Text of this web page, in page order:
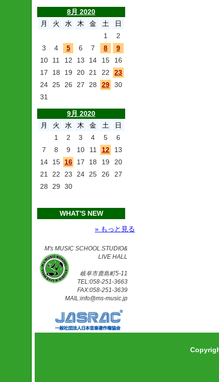
8月 2020
月
火 水 木 金 土
日
1
2
3
4 5 6 7 8
9
10
11 12 13 14 15
16
17
18 19 20 21 22
23
24
25 26 27 28 29
30
31
9月 2020
月
火 水 木 金 土
日
1
2 3 4 5
6
7
8 9 10 11 12
13
14
15 16 17 18 19
20
21
22 23 24 25 26
27
28
29 30
WHAT'S NEW
» もっと見る
M's MUSIC SCHOOL.STUDIO&
LIVE HALL
岐阜市鹿島町5-11
TEL:058-251-3663
FAX:058-251-3639
MAIL:info@ms-music.jp